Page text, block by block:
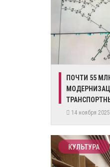
ПОЧТИ 55
14 ноября
КУЛЬТУРА